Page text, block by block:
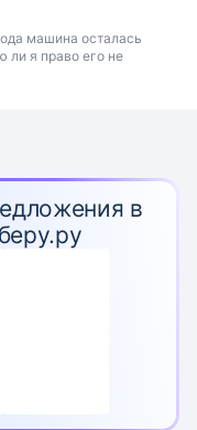
машина осталась
ли я право его не
в